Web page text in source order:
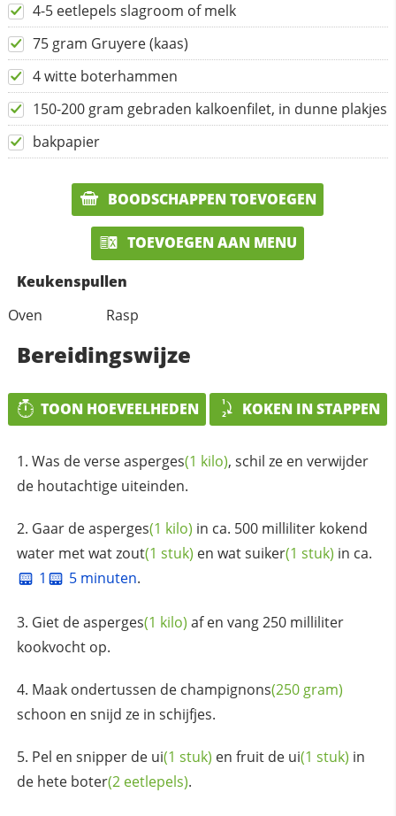
4-5 eetlepels slagroom of melk
75 gram Gruyere (kaas)
4 witte boterhammen
150-200 gram gebraden kalkoenfilet, in dunne plakjes
bakpapier
BOODSCHAPPEN TOEVOEGEN
TOEVOEGEN AAN MENU
Keukenspullen
Oven
Rasp
Bereidingswijze
TOON HOEVEELHEDEN KOKEN IN STAPPEN
Was de verseasperges(1 kilo), schil ze en verwijder
de houtachtige uiteinden.
Gaar deasperges(1 kilo) in ca. 500 milliliter kokend
water met watzout(1 stuk) en watsuiker(1 stuk) in ca.
1
5 minuten.
Giet deasperges(1 kilo) af en vang 250 milliliter
kookvocht op.
Maak ondertussen de champignons(250 gram)
schoon en snijd ze in schijfjes.
Pel en snipper de ui(1 stuk) en fruit de ui(1 stuk) in
de hete boter(2 eetlepels).